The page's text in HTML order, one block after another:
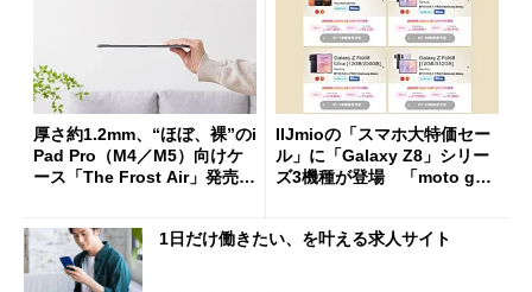
厚さ約1.2mm、“ほぼ、裸”のi
Pad Pro（M4／M5）向けケ
ース「The Frost Air」発売
IIJmioの「スマホ大特価セー
ル」に「Galaxy Z8」シリー
ズ3機種が登場 「moto g37
1日だけ働きたい、を叶える求人サイト